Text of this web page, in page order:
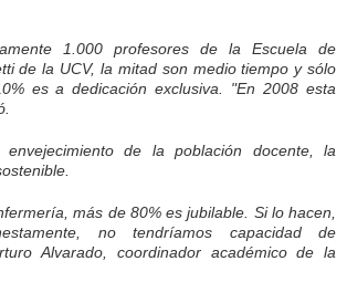
1.000 profesores de la Escuela de
de la UCV, la mitad son medio tiempo y sólo
es a dedicación exclusiva. "En 2008 esta
de la población docente, la
más de 80% es jubilable. Si lo hacen,
no tendríamos capacidad de
Alvarado, coordinador académico de la